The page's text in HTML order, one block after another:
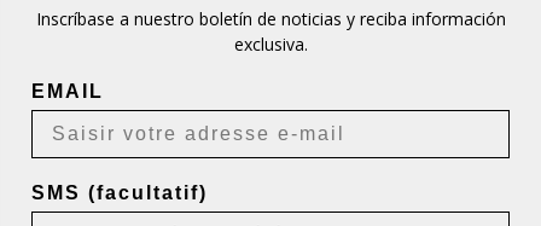
Inscríbase a nuestro boletín de noticias y reciba información
exclusiva.
EMAIL
SMS (facultatif)